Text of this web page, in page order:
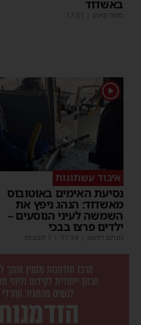
באשדוד
משה קאהן 17:31
1
איבוד עשתונות
נסיעת האימים באוטובוס
מאשדוד: הנהג ניפץ את
השמשה לעיני הנוסעים –
ילדים פרצו בבכי
מנחם דויטש 11:34